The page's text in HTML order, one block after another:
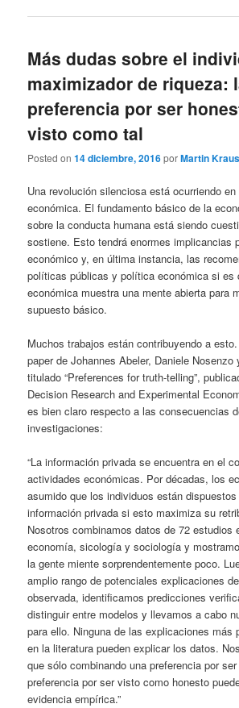
Más dudas sobre el
maximizador de riqueza:
preferencia por ser
visto como tal
Posted on14 diciembre, 2016porMartin
Una revolución silenciosa está ocurriendo
económica. El fundamento básico de la
sobre la conducta humana está siendo
sostiene. Esto tendrá enormes implicancias
económico y, en última instancia, las
políticas públicas y política económica si es
económica muestra una mente abierta para
supuesto básico.
Muchos trabajos están contribuyendo a
paper de Johannes Abeler, Daniele Nosenzo
titulado “Preferences for truth-telling”,
Decision Research and Experimental
es bien claro respecto a las consecuencias
investigaciones:
“La información privada se encuentra en el
actividades económicas. Por décadas, los
asumido que los individuos están
información privada si esto maximiza su
Nosotros combinamos datos de 72 estudios
economía, sicología y sociología y
la gente miente sorprendentemente poco.
amplio rango de potenciales explicaciones
observada, identificamos predicciones
distinguir entre modelos y llevamos a cabo
para ello. Ninguna de las explicaciones más
en la literatura pueden explicar los datos.
que sólo combinando una preferencia por
preferencia por ser visto como honesto
evidencia empírica.”